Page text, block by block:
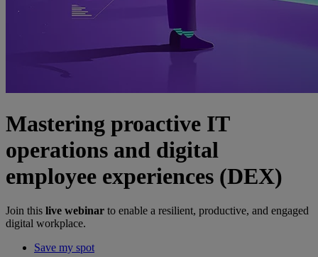
Mastering proactive IT
operations and digital
employee experiences (DEX)
Join this live webinar to enable a resilient, productive, and engaged
digital workplace.
Save my spot